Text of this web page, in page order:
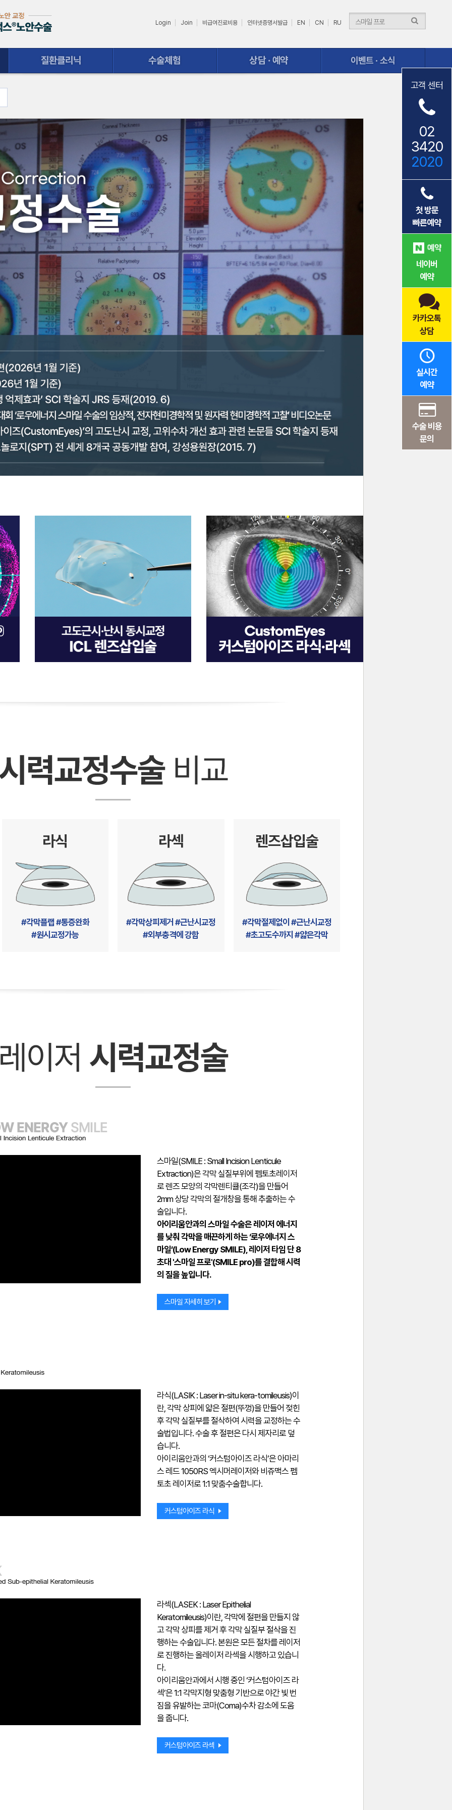
수술체험 상담ㆍ예약 이벤트ㆍ소식
고객 센터
02
3420
2020
첫 방문
빠른예약
네이버
예약
카카오톡
상담
실시간
예약
수술 비용
문의
라식
#각막플랩 #통증완화
#원시교정가능
라섹
#각막상피제거 #근난시교정
#외부충격에 강함
렌즈삽입술
#각막절제없이 #근난시교정
#초고도수까지 #얇은각막
스마일(SMILE : Small Incision Lenticule
Extraction)은 각막 실질부위에 펨토초레이저
로 렌즈 모양의 각막렌티큘(조각)을 만들어
2mm 상당 각막의 절개창을 통해 추출하는 수
술입니다.
아이리움안과의 스마일 수술은 레이저 에너지
를 낮춰 각막을 매끈하게 하는 ‘로우에너지 스
마일’(Low Energy SMILE), 레이저 타임 단 8
초대 '스마일 프로'(SMILE pro)를 결합해 시력
의 질을 높입니다.
스마일 자세히 보기
라식(LASIK : Laser in-situ kera-tomileusis)이
란, 각막 상피에 얇은 절편(뚜껑)을 만들어 젖힌
후 각막 실질부를 절삭하여 시력을 교정하는 수
술법입니다. 수술 후 절편은 다시 제자리로 덮
습니다.
아이리움안과의 ‘커스텀아이즈 라식’은 아마리
스 레드 1050RS 엑시머레이저와 비쥬맥스 펨
토초 레이저로 1:1 맞춤수술합니다.
커스텀아이즈 라식
라섹(LASEK : Laser Epithelial
Keratomileusis)이란, 각막에 절편을 만들지 않
고 각막 상피를 제거 후 각막 실질부 절삭을 진
행하는 수술입니다. 본원은 모든 절차를 레이저
로 진행하는 올레이저 라섹을 시행하고 있습니
다.
아이리움안과에서 시행 중인 ‘커스텀아이즈 라
섹’은 1:1 각막지형 맞춤형 기반으로 야간 빛 번
짐을 유발하는 코마(Coma)수차 감소에 도움
을 줍니다.
커스텀아이즈 라섹
Login Join 비급여진료비용 인터넷증명서발급 EN CN RU